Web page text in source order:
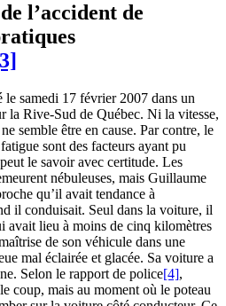
l’accident de
le samedi 17 février 2007 dans un
la Rive-Sud de Québec. Ni la vitesse,
semble être en cause. Par contre, le
sont des facteurs ayant pu
le savoir avec certitude. Les
nébuleuses, mais Guillaume
qu’il avait tendance à
il conduisait. Seul dans la voiture, il
avait lieu à moins de cinq kilomètres
de son véhicule dans une
mal éclairée et glacée. Sa voiture a
Selon le rapport de police[4],
coup, mais au moment où le poteau